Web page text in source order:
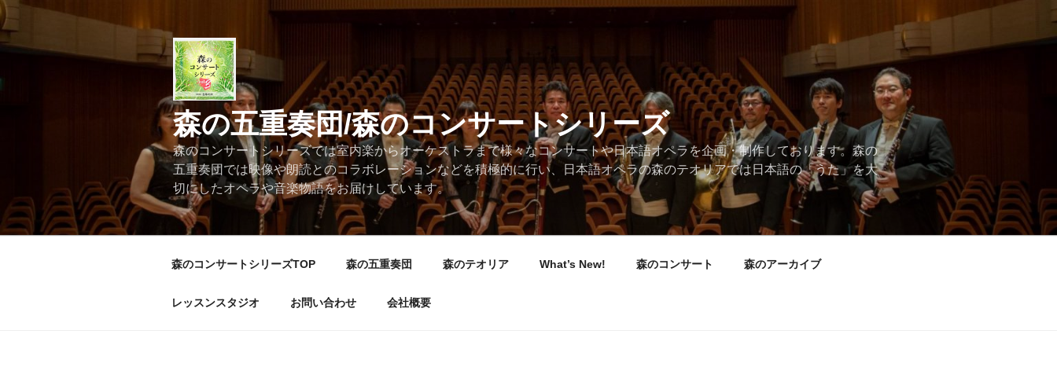
コ
ン
テ
森の五重奏団/森のコンサートシリーズ
森のコンサートシリーズでは室内楽からオーケストラまで様々なコンサートや日本語オペラを企画・制作しております。森の
五重奏団では映像や朗読とのコラボレーションなどを積極的に行い、日本語オペラの森のテオリアでは日本語の「うた」を大
切にしたオペラや音楽物語をお届けしています。
森のコンサートシリーズTOP 森の五重奏団 森のテオリア What’s New! 森のコンサート 森のアーカイブ
レッスンスタジオ お問い合わせ 会社概要